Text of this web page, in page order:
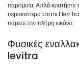
παρόμοια. Απλά κρατήστε
περισσότερα brand levitra
πάρετε την πλήρη εικόνα.
Φυσικές
levitra